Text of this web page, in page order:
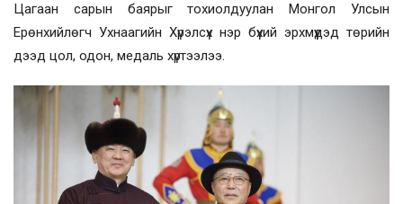
Цагаан сарын баярыг тохиолдуулан Монгол Улсын
Ерөнхийлөгч Ухнаагийн Хүрэлсүх нэр бүхий эрхмүүдэд төрийн
дээд цол, одон, медаль хүртээлээ.